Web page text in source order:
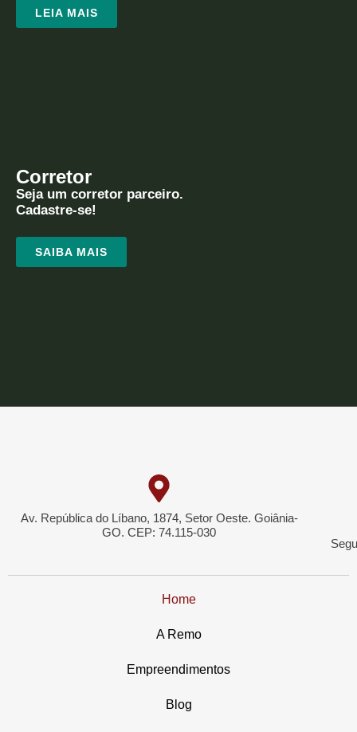
LEIA MAIS
Corretor
Seja um corretor parceiro.
Cadastre-se!
SAIBA MAIS
Av. República do Líbano, 1874, Setor Oeste. Goiânia-
GO. CEP: 74.115-030
Home
A Remo
Empreendimentos
Blog